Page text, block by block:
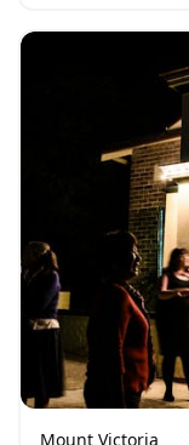
仍在使用的最古
Mount Victoria